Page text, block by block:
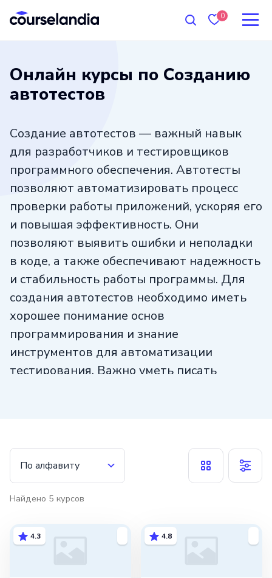
0
Онлайн курсы по Созданию
автотестов
Создание автотестов — важный навык
для разработчиков и тестировщиков
программного обеспечения. Автотесты
позволяют автоматизировать процесс
проверки работы приложений, ускоряя его
и повышая эффективность. Они
позволяют выявить ошибки и неполадки
в коде, а также обеспечивают надежность
и стабильность работы программы. Для
создания автотестов необходимо иметь
хорошее понимание основ
программирования и знание
инструментов для автоматизации
тестирования. Важно уметь писать
востребованным на рынке труда и может
значительно улучшить карьерные
перспективы специалиста в сфере
По алфавиту
Найдено 5 курсов
4.3 4.8